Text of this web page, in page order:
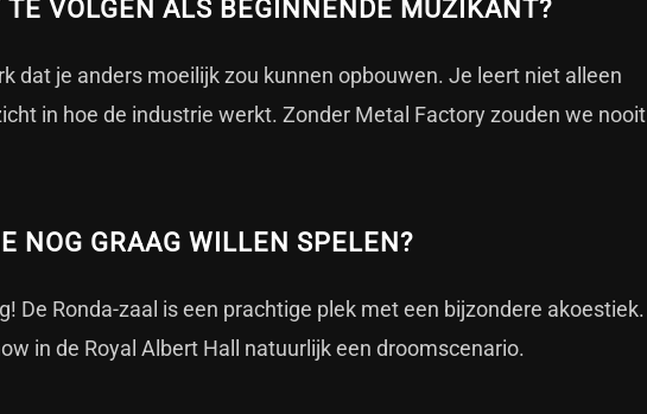
VOLGEN ALS BEGINNENDE MUZIKANT?
dat je anders moeilijk zou kunnen opbouwen. Je leert niet alleen
in hoe de industrie werkt. Zonder Metal Factory zouden we nooit
NOG GRAAG WILLEN SPELEN?
De Ronda-zaal is een prachtige plek met een bijzondere akoestiek.
in de Royal Albert Hall natuurlijk een droomscenario.